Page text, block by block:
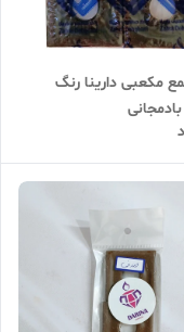
مکعبی دارینا رنگ